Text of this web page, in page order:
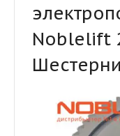
Noblelift